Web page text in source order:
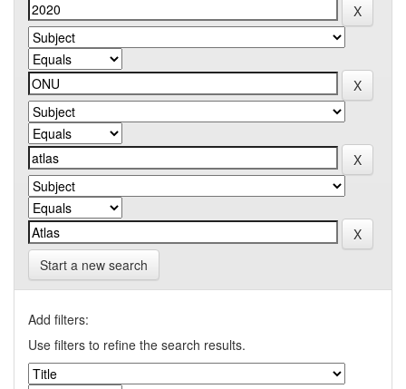
Start a new search
Add filters:
Use filters to refine the search results.